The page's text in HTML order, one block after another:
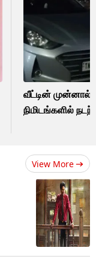
வீட்டின் முன்னால்
நிமிடங்களில்
View More